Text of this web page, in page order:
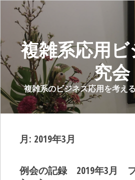
複雑系応用
究会
複雑系のビジネス応用を考え
月: 2019年3月
例会の記録 2019年3月